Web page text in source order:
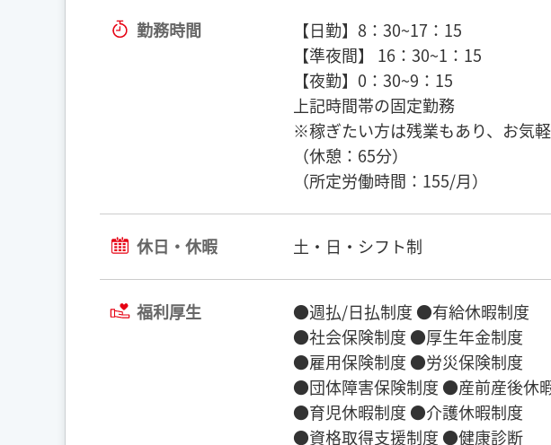
勤務時間
【日勤】8：30~17：15
【準夜間】 16：30~1：15
【夜勤】0：30~9：15
上記時間帯の固定勤務
※稼ぎたい方は残業もあり、お気軽
（休憩：65分）
（所定労働時間：155/月）
休日・休暇 土・日・シフト制
福利厚生
●週払/日払制度 ●有給休暇制度
●社会保険制度 ●厚生年金制度
●雇用保険制度 ●労災保険制度
●団体障害保険制度 ●産前産後休
●育児休暇制度 ●介護休暇制度
●資格取得支援制度 ●健康診断